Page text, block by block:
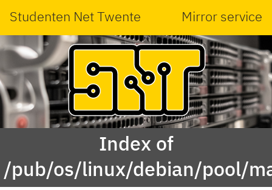
Studenten Net Twente Mirror service
Index of
/pub/os/linux/debian/pool/